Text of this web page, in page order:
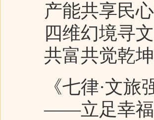
产能共享民
四维幻境寻
共富共觉乾
《七律·文旅
——立足幸福